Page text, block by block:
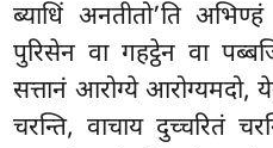
ब्याधिं अनतीतो’ति
पुरिसेन वा गहट्ठेन वा
सत्तानं आरोग्ये आरोग्यमदो,
चरन्ति, वाचाय दुच्चरितं